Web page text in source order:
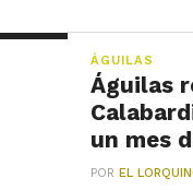
ÁGUILAS
Águilas
un mes
POREL